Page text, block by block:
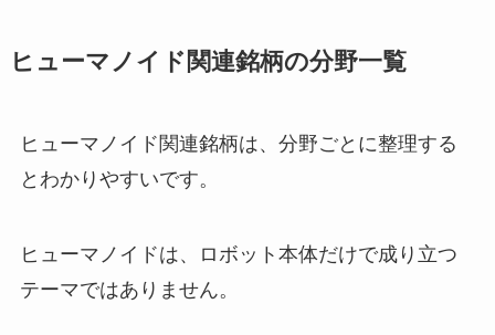
ヒューマノイド関連銘柄の分野一覧
ヒューマノイド関連銘柄は、分野ごとに整理する
とわかりやすいです。
ヒューマノイドは、ロボット本体だけで成り立つ
テーマではありません。